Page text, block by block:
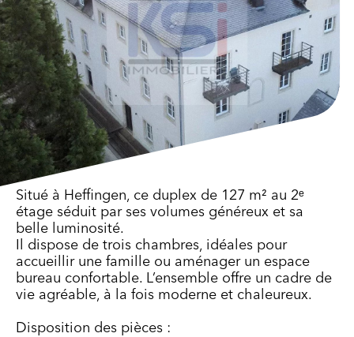
Situé à Heffingen, ce duplex de 127 m² au 2ᵉ
étage séduit par ses volumes généreux et sa
belle luminosité.
Il dispose de trois chambres, idéales pour
accueillir une famille ou aménager un espace
bureau confortable. L’ensemble offre un cadre de
vie agréable, à la fois moderne et chaleureux.
Disposition des pièces :